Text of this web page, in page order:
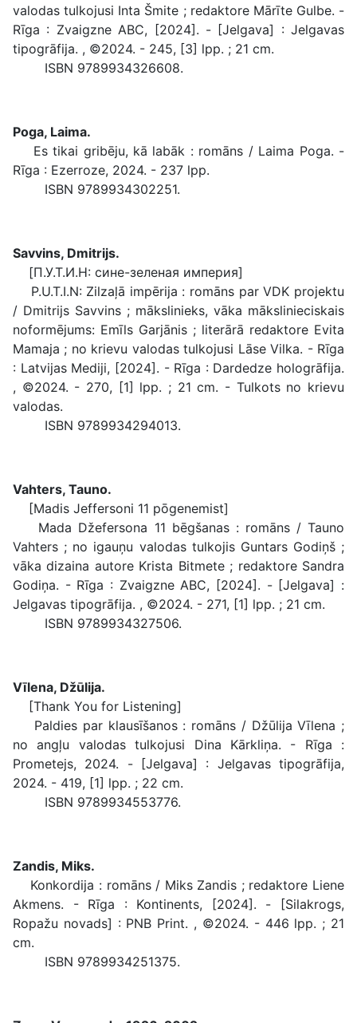
valodas tulkojusi Inta Šmite ; redaktore Mārīte Gulbe. -
Rīga : Zvaigzne ABC, [2024]. - [Jelgava] : Jelgavas
tipogrāfija. , ©2024. - 245, [3] lpp. ; 21 cm.
ISBN 9789934326608.
Poga, Laima.
Es tikai gribēju, kā labāk : romāns / Laima Poga. -
Rīga : Ezerroze, 2024. - 237 lpp.
ISBN 9789934302251.
Savvins, Dmitrijs.
[П.У.Т.И.Н: сине-зеленая империя]
P.U.T.I.N: Zilzaļā impērija : romāns par VDK projektu
/ Dmitrijs Savvins ; mākslinieks, vāka mākslinieciskais
noformējums: Emīls Garjānis ; literārā redaktore Evita
Mamaja ; no krievu valodas tulkojusi Lāse Vilka. - Rīga
: Latvijas Mediji, [2024]. - Rīga : Dardedze hologrāfija.
, ©2024. - 270, [1] lpp. ; 21 cm. - Tulkots no krievu
valodas.
ISBN 9789934294013.
Vahters, Tauno.
[Madis Jeffersoni 11 pōgenemist]
Mada Džefersona 11 bēgšanas : romāns / Tauno
Vahters ; no igauņu valodas tulkojis Guntars Godiņš ;
vāka dizaina autore Krista Bitmete ; redaktore Sandra
Godiņa. - Rīga : Zvaigzne ABC, [2024]. - [Jelgava] :
Jelgavas tipogrāfija. , ©2024. - 271, [1] lpp. ; 21 cm.
ISBN 9789934327506.
Vīlena, Džūlija.
[Thank You for Listening]
Paldies par klausīšanos : romāns / Džūlija Vīlena ;
no angļu valodas tulkojusi Dina Kārkliņa. - Rīga :
Prometejs, 2024. - [Jelgava] : Jelgavas tipogrāfija,
2024. - 419, [1] lpp. ; 22 cm.
ISBN 9789934553776.
Zandis, Miks.
Konkordija : romāns / Miks Zandis ; redaktore Liene
Akmens. - Rīga : Kontinents, [2024]. - [Silakrogs,
Ropažu novads] : PNB Print. , ©2024. - 446 lpp. ; 21
cm.
ISBN 9789934251375.